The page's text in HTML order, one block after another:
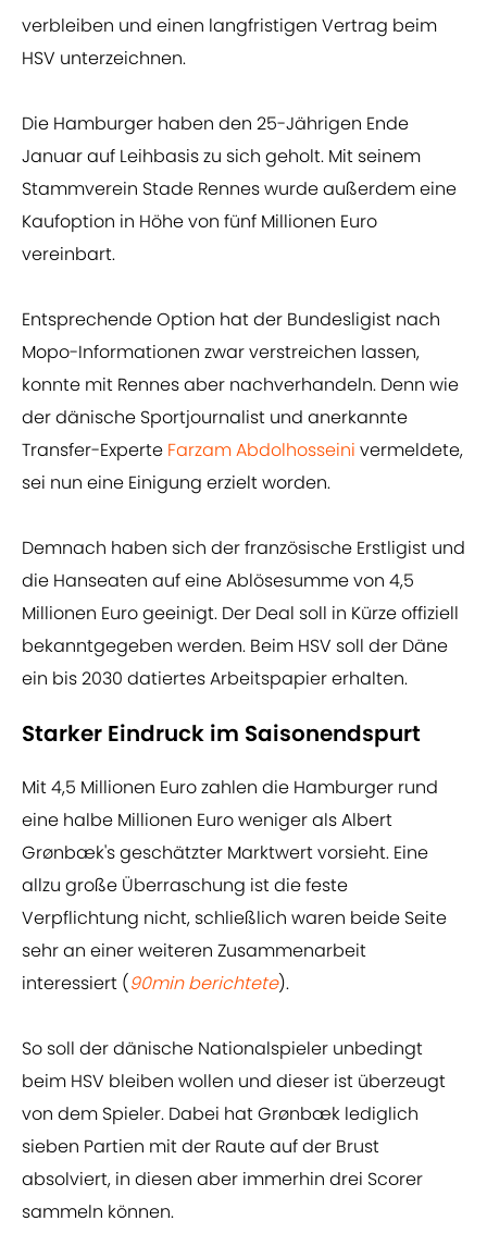
verbleiben und einen langfristigen Vertrag beim
HSV unterzeichnen.
Die Hamburger haben den 25-Jährigen Ende
Januar auf Leihbasis zu sich geholt. Mit seinem
Stammverein Stade Rennes wurde außerdem eine
Kaufoption in Höhe von fünf Millionen Euro
vereinbart.
Entsprechende Option hat der Bundesligist nach
Mopo-Informationen zwar verstreichen lassen,
konnte mit Rennes aber nachverhandeln. Denn wie
der dänische Sportjournalist und anerkannte
Transfer-Experte Farzam Abdolhosseini vermeldete,
sei nun eine Einigung erzielt worden.
Demnach haben sich der französische Erstligist und
die Hanseaten auf eine Ablösesumme von 4,5
Millionen Euro geeinigt. Der Deal soll in Kürze offiziell
bekanntgegeben werden. Beim HSV soll der Däne
ein bis 2030 datiertes Arbeitspapier erhalten.
Starker Eindruck im Saisonendspurt
Mit 4,5 Millionen Euro zahlen die Hamburger rund
eine halbe Millionen Euro weniger als Albert
Grønbæk's geschätzter Marktwert vorsieht. Eine
allzu große Überraschung ist die feste
Verpflichtung nicht, schließlich waren beide Seite
sehr an einer weiteren Zusammenarbeit
interessiert (90min berichtete).
So soll der dänische Nationalspieler unbedingt
beim HSV bleiben wollen und dieser ist überzeugt
von dem Spieler. Dabei hat Grønbæk lediglich
sieben Partien mit der Raute auf der Brust
absolviert, in diesen aber immerhin drei Scorer
sammeln können.